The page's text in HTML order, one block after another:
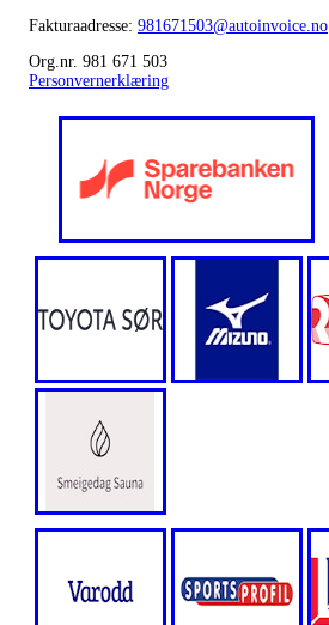
Fakturaadresse: 981671503@autoinvoice.no
Org.nr. 981 671 503
Personvernerklæring